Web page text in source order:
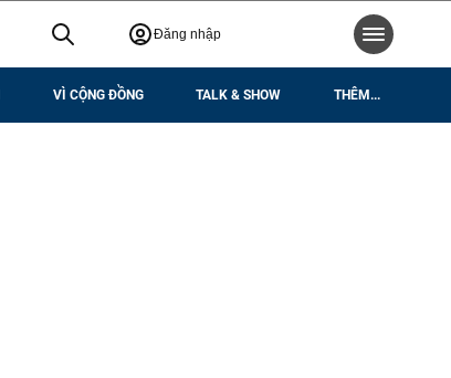
Đăng nhập
VÌ CỘNG ĐỒNG TALK & SHOW THÊM...